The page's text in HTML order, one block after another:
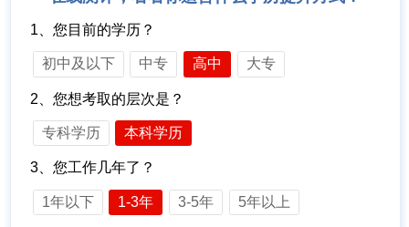
1、您目前的学历？
初中及以下 中专 高中 大专
2、您想考取的层次是？
专科学历 本科学历
3、您工作几年了？
1年以下 1-3年 3-5年 5年以上